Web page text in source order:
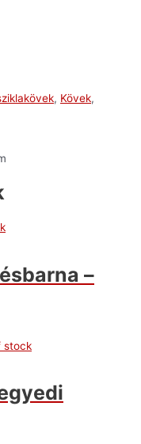
, Kövek,
–
stock